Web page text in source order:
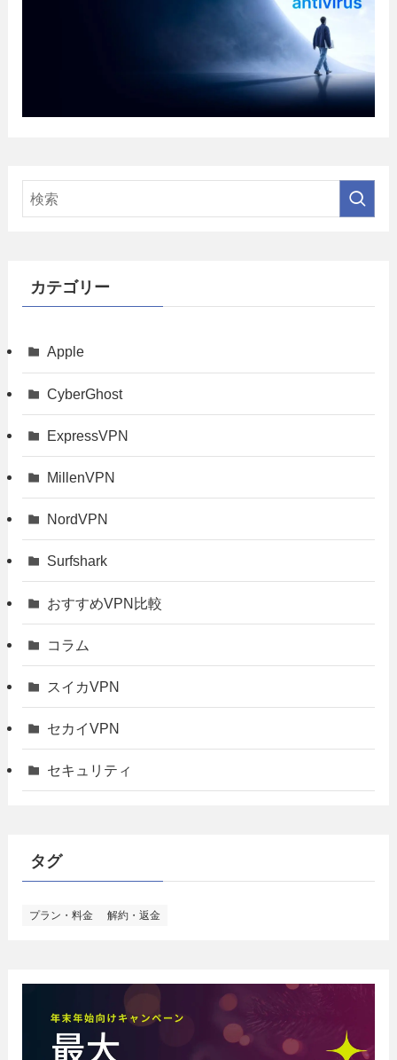
カテゴリー
Apple
CyberGhost
ExpressVPN
MillenVPN
NordVPN
Surfshark
おすすめVPN比較
コラム
スイカVPN
セカイVPN
セキュリティ
タグ
プラン・料金 解約・返金